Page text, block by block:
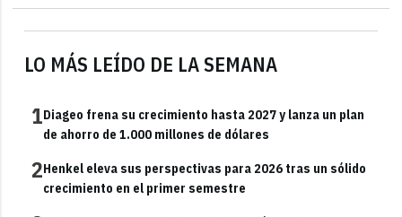
LO MÁS LEÍDO DE LA SEMANA
1Diageo frena su crecimiento hasta 2027 y lanza un plan
de ahorro de 1.000 millones de dólares
2Henkel eleva sus perspectivas para 2026 tras un sólido
crecimiento en el primer semestre